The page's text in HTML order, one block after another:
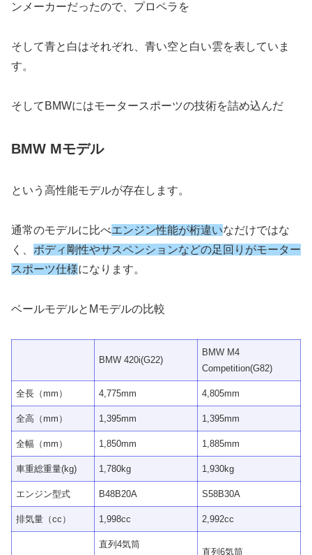
ンメーカーだったので、プロペラを
そして青と白はそれぞれ、青い空と白い雲を表していま
す。
そしてBMWにはモータースポーツの技術を詰め込んだ
BMW Mモデル
という高性能モデルが存在します。
通常のモデルに比べエンジン性能が桁違いなだけではな
く、 ボディ剛性やサスペンションなどの足回りがモーター
スポーツ仕様になります。
ベールモデルとMモデルの比較
BMW 420i(G22)
BMW M4
Competition(G82)
全長（mm） 4,775mm 4,805mm
全高（mm） 1,395mm 1,395mm
全幅（mm） 1,850mm 1,885mm
車重総重量(kg) 1,780kg 1,930kg
エンジン型式 B48B20A S58B30A
排気量（cc） 1,998cc 2,992cc
直列4気筒
直列6気筒